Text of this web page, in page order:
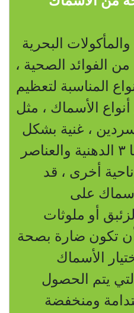
البحرية
الفوائد الصحية ،
المناسبة لتعظيم
أنواع الأسماك ، مثل
، غنية بشكل
٣ الدهنية والعناصر
أخرى ، قد
على
أو ملوثات
تكون ضارة بصحة
الأسماك
يتم الحصول
ومنخفضة